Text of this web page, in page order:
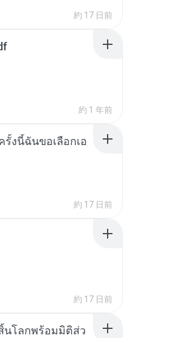
約 17 日前
約 1 年前
งนี้ฉันขอเลือกเอ
約 17 日前
約 17 日前
นโลกพร้อมมิติส่ว